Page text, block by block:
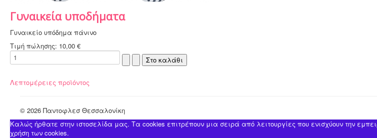
Γυναικεία υποδήματα
Γυναικείο υπόδημα πάνινο
Τιμή πώλησης: 10,00 €
Λεπτομέρειες προϊόντος
© 2026 Παντoφλεσ Θεσσαλονίκη
Καλώς ήρθατε στην ιστοσελίδα μας. Τα cookies επιτρέπουν μια σειρά από λειτουργίες που ενισχύουν την
χρήση των cookies.